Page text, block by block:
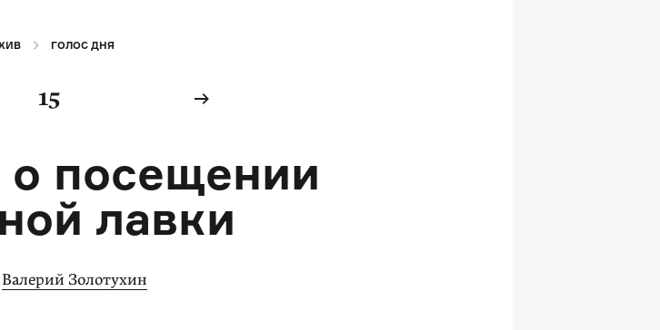
ГОЛОС ДНЯ
15
посещении
лавки
Валерий Золотухин